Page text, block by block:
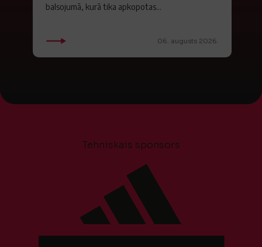
balsojumā, kurā tika apkopotas...
06. augusts 2026.
Tehniskais sponsors